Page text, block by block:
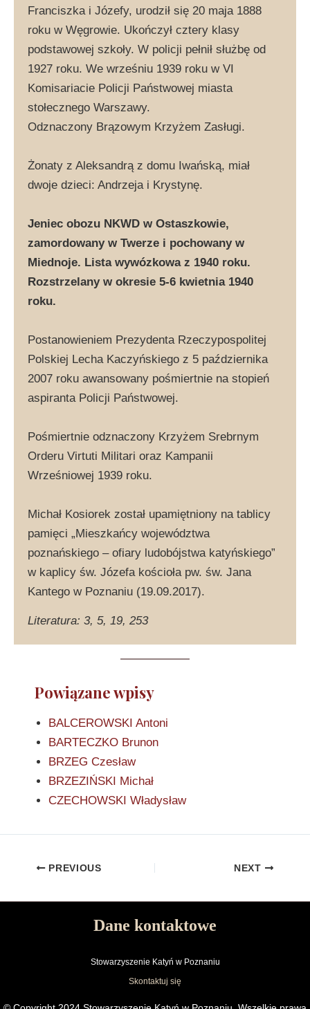
Franciszka i Józefy, urodził się 20 maja 1888
roku w Węgrowie. Ukończył cztery klasy
podstawowej szkoły. W policji pełnił służbę od
1927 roku. We wrześniu 1939 roku w VI
Komisariacie Policji Państwowej miasta
stołecznego Warszawy.
Odznaczony Brązowym Krzyżem Zasługi.
Żonaty z Aleksandrą z domu Iwańską, miał
dwoje dzieci: Andrzeja i Krystynę.
Jeniec obozu NKWD w Ostaszkowie,
zamordowany w Twerze i pochowany w
Miednoje. Lista wywózkowa z 1940 roku.
Rozstrzelany w okresie 5-6 kwietnia 1940
roku.
Postanowieniem Prezydenta Rzeczypospolitej
Polskiej Lecha Kaczyńskiego z 5 października
2007 roku awansowany pośmiertnie na stopień
aspiranta Policji Państwowej.
Pośmiertnie odznaczony Krzyżem Srebrnym
Orderu Virtuti Militari oraz Kampanii
Wrześniowej 1939 roku.
Michał Kosiorek został upamiętniony na tablicy
pamięci „Mieszkańcy województwa
poznańskiego – ofiary ludobójstwa katyńskiego”
w kaplicy św. Józefa kościoła pw. św. Jana
Kantego w Poznaniu (19.09.2017).
Literatura: 3, 5, 19, 253
Powiązane wpisy
BALCEROWSKI Antoni
BARTECZKO Brunon
BRZEG Czesław
BRZEZIŃSKI Michał
CZECHOWSKI Władysław
PREVIOUS NEXT
Dane kontaktowe
Stowarzyszenie Katyń w Poznaniu
Skontaktuj się